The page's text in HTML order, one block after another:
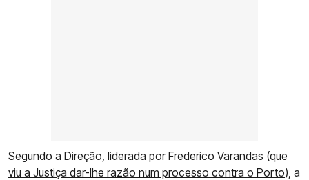
Segundo a Direção, liderada porFrederico Varandas (que
viu a Justiça dar-lhe razão num processo contra o Porto), a